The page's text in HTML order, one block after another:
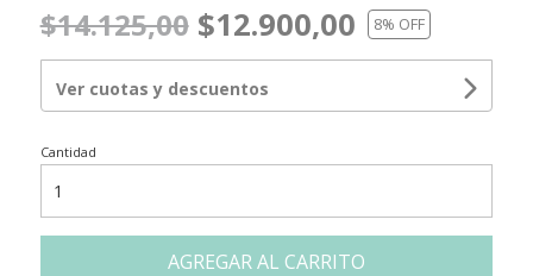
$14.125,00$12.900,00 8% OFF
Ver cuotas y descuentos
Cantidad
AGREGAR AL CARRITO